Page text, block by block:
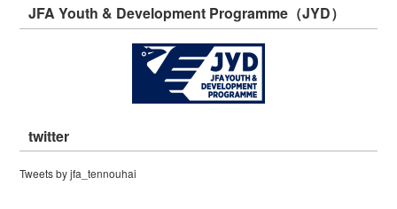
JFA Youth & Development Programme（JYD）
twitter
Tweets by jfa_tennouhai